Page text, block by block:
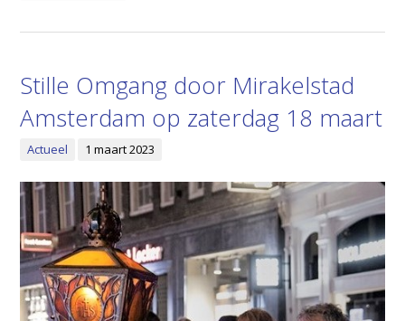
Stille Omgang door Mirakelstad
Amsterdam op zaterdag 18 maart
Actueel 1 maart 2023